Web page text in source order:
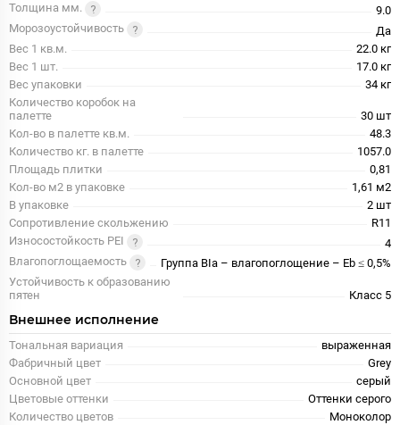
Толщина мм.
9.0
Морозоустойчивость
Да
Вес 1 кв.м.
22.0 кг
Вес 1 шт.
17.0 кг
Вес упаковки
34 кг
Количество коробок на
палетте
30 шт
Кол-во в палетте кв.м.
48.3
Количество кг. в палетте
1057.0
Площадь плитки
0,81
Кол-во м2 в упаковке
1,61 м2
В упаковке
2 шт
Сопротивление скольжению
R11
Износостойкость PEI
4
Влагопоглощаемость
Группа BIa – влагопоглощение – Eb ≤ 0,5%
Устойчивость к образованию
пятен
Класс 5
Внешнее исполнение
Тональная вариация
выраженная
Фабричный цвет
Grey
Основной цвет
серый
Цветовые оттенки
Оттенки серого
Количество цветов
Моноколор